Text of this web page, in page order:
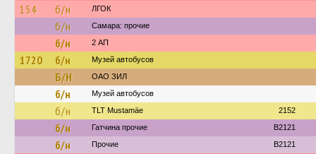
154 б/н ЛГОК
б/н Самара: прочие
б/н 2 АП
1720 б/н Музей автобусов
Б/Н ОАО ЗИЛ
б/н Музей автобусов
б/н TLT Mustamäe 2152
б/н Гатчина прочие B2121
б/н Прочие B2121